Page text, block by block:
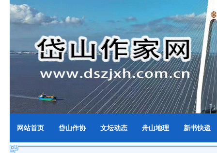
网站首页 岱山作协 文坛动态 舟山地理 新书快递